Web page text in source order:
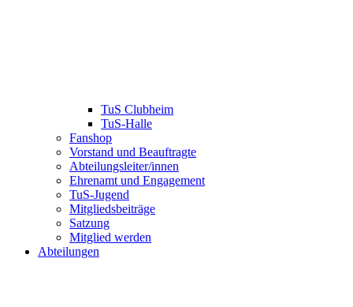
TuS Clubheim
TuS-Halle
Fanshop
Vorstand und Beauftragte
Abteilungsleiter/innen
Ehrenamt und Engagement
TuS-Jugend
Mitgliedsbeiträge
Satzung
Mitglied werden
Abteilungen